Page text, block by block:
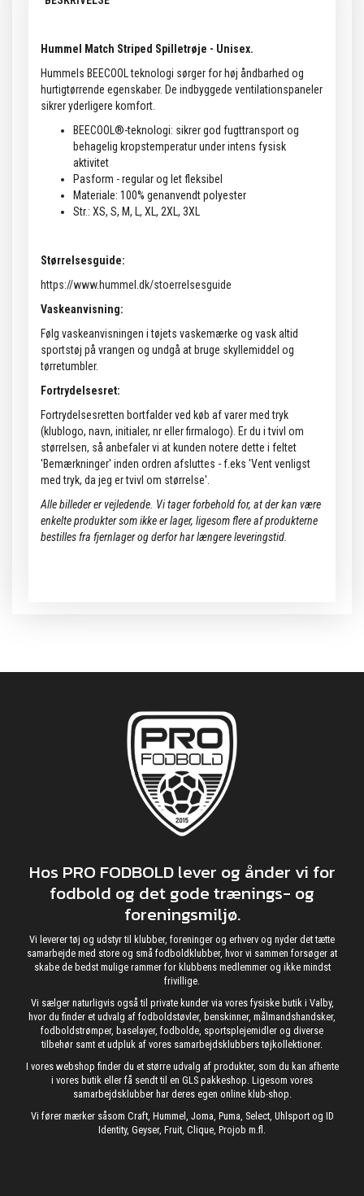
Hummel Match Striped Spilletrøje - Unisex.
Hummels BEECOOL teknologi sørger for høj åndbarhed og
hurtigtørrende egenskaber. De indbyggede ventilationspaneler
sikrer yderligere komfort.
BEECOOL®-teknologi: sikrer god fugttransport og
behagelig kropstemperatur under intens fysisk
aktivitet
Pasform - regular og let fleksibel
Materiale: 100% genanvendt polyester
Str.: XS, S, M, L, XL, 2XL, 3XL
Størrelsesguide:
https://www.hummel.dk/stoerrelsesguide
Vaskeanvisning:
Følg vaskeanvisningen i tøjets vaskemærke og vask altid
sportstøj på vrangen og undgå at bruge skyllemiddel og
tørretumbler.
Fortrydelsesret:
Fortrydelsesretten bortfalder ved køb af varer med tryk
(klublogo, navn, initialer, nr eller firmalogo). Er du i tvivl om
størrelsen, så anbefaler vi at kunden notere dette i feltet
'Bemærkninger' inden ordren afsluttes - f.eks 'Vent venligst
med tryk, da jeg er tvivl om størrelse'.
Alle billeder er vejledende. Vi tager forbehold for, at der kan være
enkelte produkter som ikke er lager, ligesom flere af produkterne
bestilles fra fjernlager og derfor har længere leveringstid.
Hos PRO FODBOLD lever og ånder vi for
fodbold og det gode trænings- og
foreningsmiljø.
Vi leverer tøj og udstyr til klubber, foreninger og erhverv og nyder det tætte
samarbejde med store og små fodboldklubber, hvor vi sammen forsøger at
skabe de bedst mulige rammer for klubbens medlemmer og ikke mindst
frivillige.
Vi sælger naturligvis også til private kunder via vores fysiske butik i Valby,
hvor du finder et udvalg af fodboldstøvler, benskinner, målmandshandsker,
fodboldstrømper, baselayer, fodbolde, sportsplejemidler og diverse
tilbehør samt et udpluk af vores samarbejdsklubbers tøjkollektioner.
I vores webshop finder du et større udvalg af produkter, som du kan afhente
i vores butik eller få sendt til en GLS pakkeshop. Ligesom vores
samarbejdsklubber har deres egen online klub-shop.
Vi fører mærker såsom Craft, Hummel, Joma, Puma, Select, Uhlsport og ID
Identity, Geyser, Fruit, Clique, Projob m.fl.